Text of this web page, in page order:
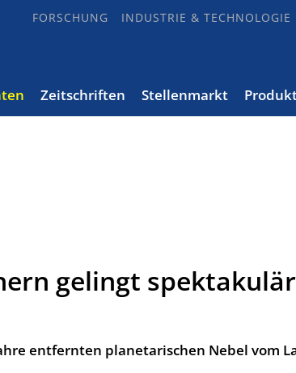
FORSCHUNG INDUSTRIE & TECHNOLOGIE
Zeitschriften Stellenmarkt
gelingt
entfernten planetarischen Nebel vom